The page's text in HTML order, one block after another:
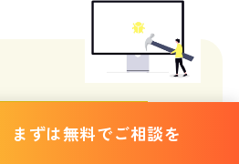
リニューアル
まずは無料でご相談を